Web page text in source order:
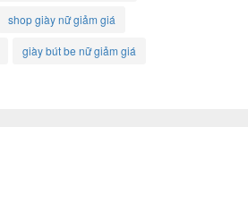
shop giày nữ giảm giá
giày bút be nữ giảm giá